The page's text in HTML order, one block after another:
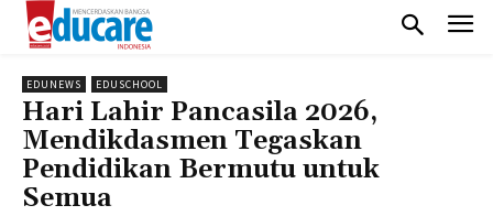
EDUNEWS EDUSCHOOL
Hari Lahir Pancasila 2026,
Mendikdasmen Tegaskan
Pendidikan Bermutu untuk
Semua